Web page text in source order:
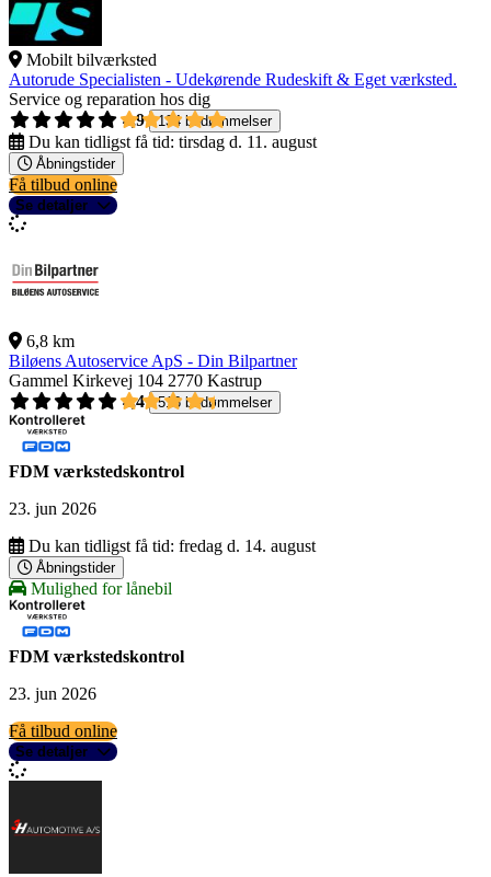
Mobilt bilværksted
Autorude Specialisten - Udekørende Rudeskift & Eget værksted.
Service og reparation hos dig
4,9
134 bedømmelser
Du kan tidligst få tid: tirsdag d. 11. august
Åbningstider
Få tilbud online
Se detaljer
6,8 km
Biløens Autoservice ApS - Din Bilpartner
Gammel Kirkevej 104 2770 Kastrup
4,4
516 bedømmelser
FDM værkstedskontrol
23. jun 2026
Du kan tidligst få tid: fredag d. 14. august
Åbningstider
Mulighed for lånebil
FDM værkstedskontrol
23. jun 2026
Få tilbud online
Se detaljer